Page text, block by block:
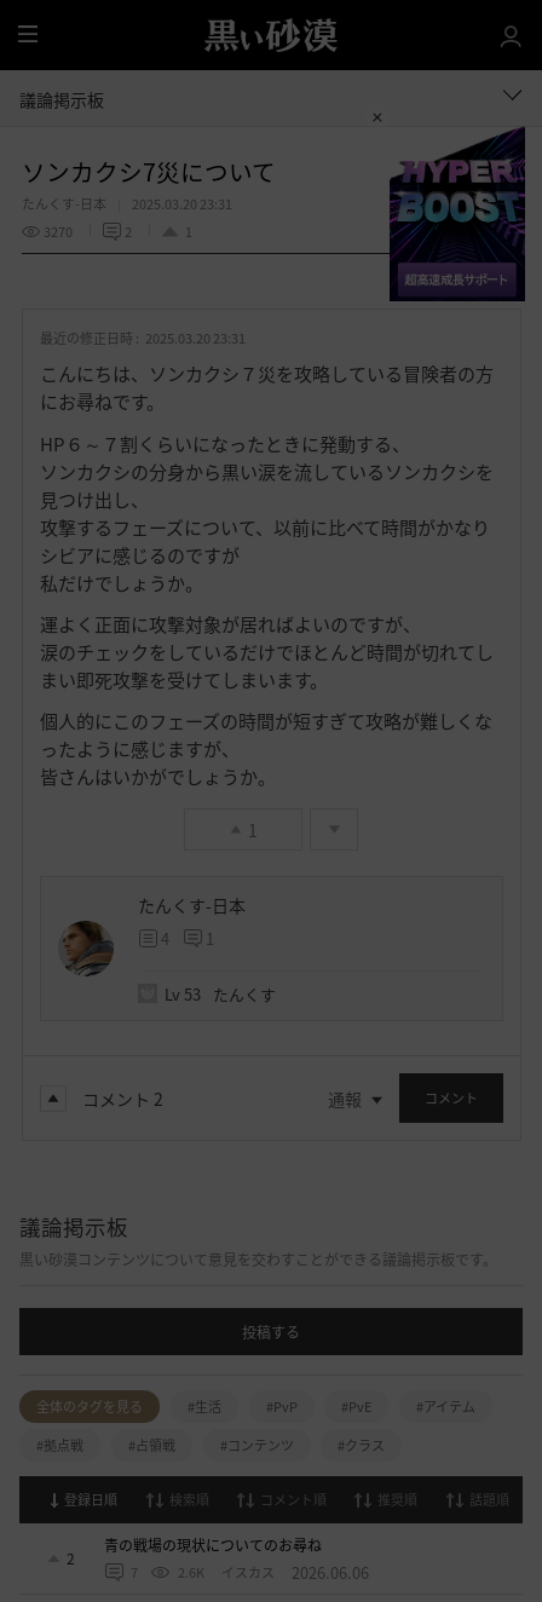
全
体
議論掲示板
ソンカクシ7災について
たんくす-日本
2025.03.20 23:31
3270
2 1
お
入
共有する
最近の修正日時 : 2025.03.20 23:31
こんにちは、ソンカクシ７災を攻略している冒険者の方
にお尋ねです。
HP６～７割くらいになったときに発動する、
ソンカクシの分身から黒い涙を流しているソンカクシを
見つけ出し、
攻撃するフェーズについて、以前に比べて時間がかなり
シビアに感じるのですが
私だけでしょうか。
運よく正面に攻撃対象が居ればよいのですが、
涙のチェックをしているだけでほとんど時間が切れてし
まい即死攻撃を受けてしまいます。
個人的にこのフェーズの時間が短すぎて攻略が難しくな
ったように感じますが、
皆さんはいかがでしょうか。
1
たんくす-日本
4 1
Lv 53 たんくす
コメント 2 通報 コメント
議論掲示板
黒い砂漠コンテンツについて意見を交わすことができる議論掲示板です。
投稿する
全体のタグを見る #生活 #PvP #PvE
#アイテム
#拠点戦
#占領戦 #コンテンツ #クラス
登録日順 検索順 コメント順 推奨順 話題順
2
青の戦場の現状についてのお尋ね
7 2.6K イスカス 2026.06.06